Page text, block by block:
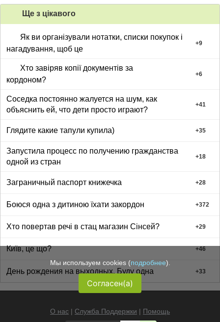
Ще з цiкавого
Як ви організували нотатки, списки покупок і
нагадування, щоб це
+9
Хто завіряв копії документів за
кордоном?
+6
Соседка постоянно жалуется на шум, как
объяснить ей, что дети просто играют?
+41
Глядите какие тапули купила) +35
Запустила процесс по получению гражданства
одной из стран
+18
Заграничный паспорт книжечка +28
Боюся одна з дитиною їхати закордон +372
Хто повертав речі в стац магазин Сінсей? +29
Київ, це що? +46
День рождения на выходных. Буду одна +33
О нас | Служба Поддержки | Помощь
Мы используем cookies (подробнее).
Согласен(а)